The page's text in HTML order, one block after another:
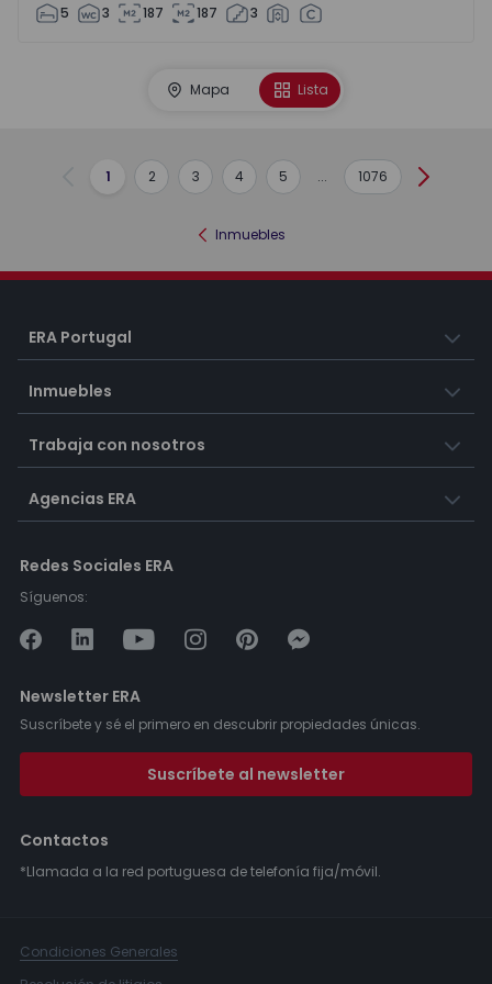
5 3 187 187 3
Mapa Lista
Anterior
1 2 3 4 5 ... 1076
Inmuebles
ERA Portugal
Inmuebles
Trabaja con nosotros
Agencias ERA
Redes Sociales ERA
Síguenos:
Newsletter ERA
Suscríbete y sé el primero en descubrir propiedades únicas.
Suscríbete al newsletter
Contactos
*Llamada a la red portuguesa de telefonía fija/móvil.
Condiciones Generales